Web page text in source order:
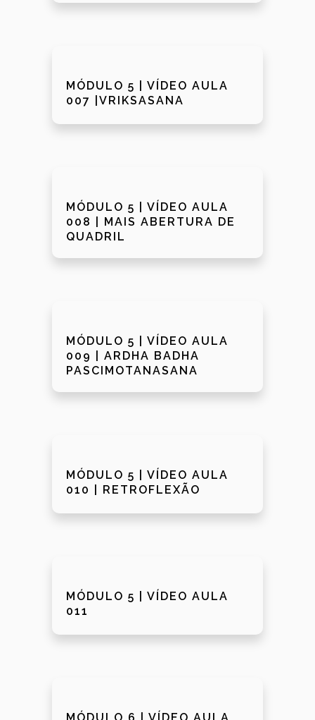
MÓDULO 5 | VÍDEO AULA
007 |VRIKSASANA
MÓDULO 5 | VÍDEO AULA
008 | MAIS ABERTURA DE
QUADRIL
MÓDULO 5 | VÍDEO AULA
009 | ARDHA BADHA
PASCIMOTANASANA
MÓDULO 5 | VÍDEO AULA
010 | RETROFLEXÃO
MÓDULO 5 | VÍDEO AULA
011